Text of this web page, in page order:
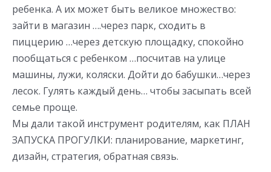
ребенка. А их может быть великое множество:
зайти в магазин ….через парк, сходить в
пиццерию …через детскую площадку, спокойно
пообщаться с ребенком …посчитав на улице
машины, лужи, коляски. Дойти до бабушки…через
лесок. Гулять каждый день… чтобы засыпать всей
семье проще.
Мы дали такой инструмент родителям, как ПЛАН
ЗАПУСКА ПРОГУЛКИ: планирование, маркетинг,
дизайн, стратегия, обратная связь.